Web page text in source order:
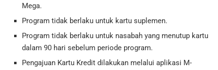
Mega.
Program tidak berlaku untuk kartu suplemen.
Program tidak berlaku untuk nasabah yang menutup kartu
dalam 90 hari sebelum periode program.
Pengajuan Kartu Kredit dilakukan melalui aplikasi M-